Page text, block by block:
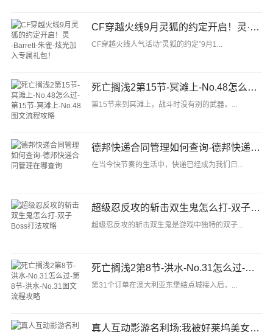
CF穿越火线9月灵狐的约定开启！灵·Barrett-朱雀-炫光加入专属礼包！
CF穿越火线人气活动“灵狐的约定”9月1...
死亡搁浅2第15节-冥滩上-No.48怎么过-第15节-冥滩上-No.48图文流程攻略
第15节来到冥滩上，战斗时没有别的武器，...
德邦快递合同管理如何查询-德邦快递合同管理在哪查询
在当今快节奏的生活中，快递已经成为我们日...
超级忍反攻的斩击双生鬼怎么打-双子Boss打法攻略
超级忍反攻的斩击双生鬼是游戏中独特的双子...
死亡搁浅2第8节-洪水-No.31怎么过-第8节-洪水-No.31图文流程攻略
第31个订单在澳大利亚东堡结点城接入后，...
真人互动影游名利场:我被好莱坞美女潜规则了现已正式发售